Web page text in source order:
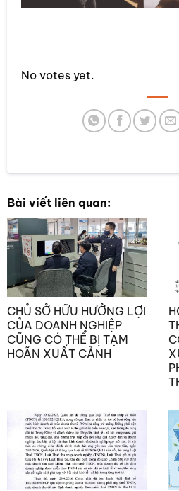
SUBMIT RATING
No votes yet.
Bài viết liên quan:
CHỦ SỞ HỮU HƯỞNG LỢI
CỦA DOANH NGHIỆP
CŨNG CÓ THỂ BỊ TẠM
HOÃN XUẤT CẢNH